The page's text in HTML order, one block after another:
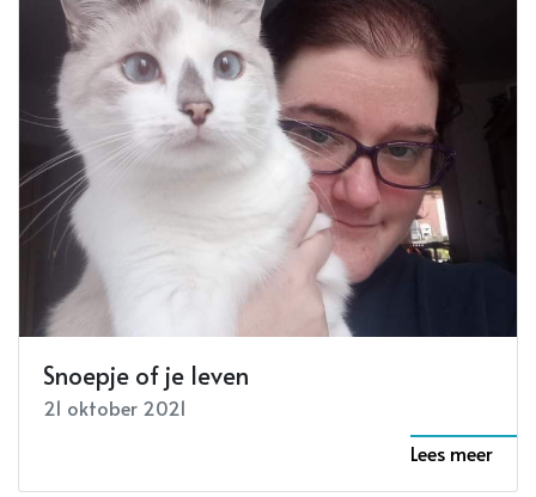
Snoepje of je leven
21 oktober 2021
Lees meer